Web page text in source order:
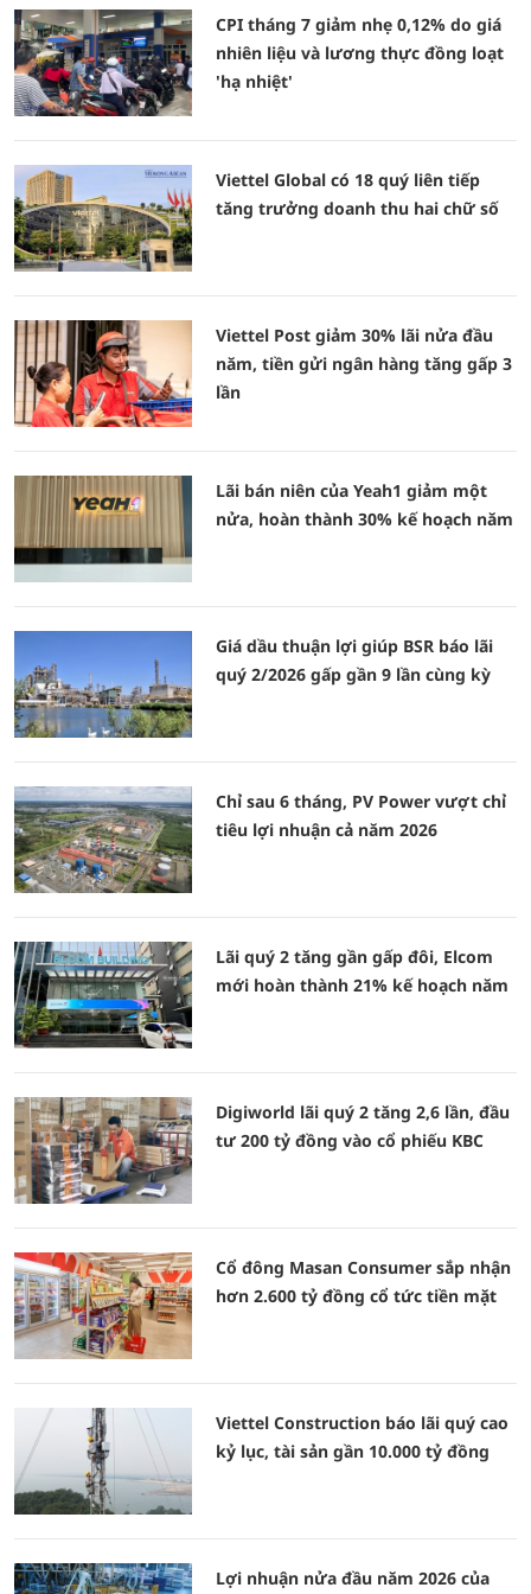
CPI tháng 7 giảm nhẹ 0,12% do giá
nhiên liệu và lương thực đồng loạt
'hạ nhiệt'
Viettel Global có 18 quý liên tiếp
tăng trưởng doanh thu hai chữ số
Viettel Post giảm 30% lãi nửa đầu
năm, tiền gửi ngân hàng tăng gấp 3
lần
Lãi bán niên của Yeah1 giảm một
nửa, hoàn thành 30% kế hoạch năm
Giá dầu thuận lợi giúp BSR báo lãi
quý 2/2026 gấp gần 9 lần cùng kỳ
Chỉ sau 6 tháng, PV Power vượt chỉ
tiêu lợi nhuận cả năm 2026
Lãi quý 2 tăng gần gấp đôi, Elcom
mới hoàn thành 21% kế hoạch năm
Digiworld lãi quý 2 tăng 2,6 lần, đầu
tư 200 tỷ đồng vào cổ phiếu KBC
Cổ đông Masan Consumer sắp nhận
hơn 2.600 tỷ đồng cổ tức tiền mặt
Viettel Construction báo lãi quý cao
kỷ lục, tài sản gần 10.000 tỷ đồng
Lợi nhuận nửa đầu năm 2026 của